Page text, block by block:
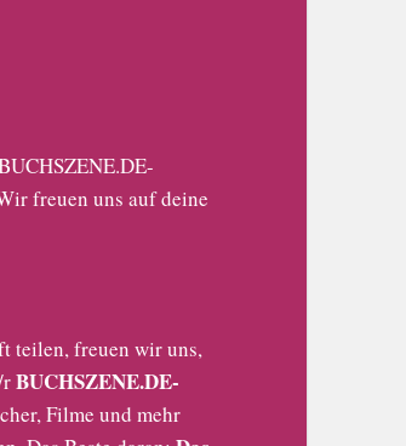
freuen uns auf deine
teilen, freuen wir uns,
BUCHSZENE.DE-
Filme und mehr